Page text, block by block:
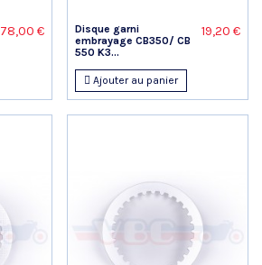
78,00 €
Disque garni
embrayage CB350/ CB
550 K3...
19,20 €
Ajouter au panier